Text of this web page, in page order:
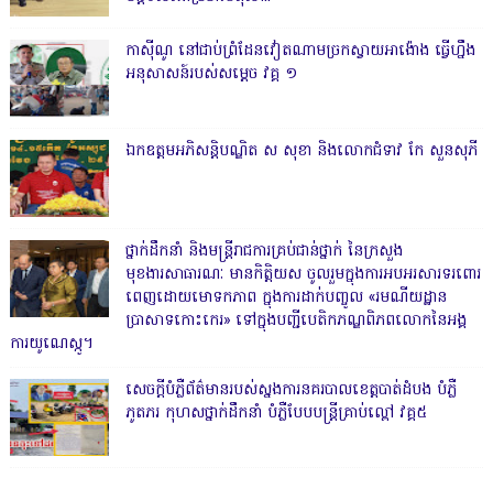
កាសុីណូ នៅជាប់ព្រំដែនវៀតណាមច្រកស្វាយអាង៉ោង ធ្វើហ្នឹង
អនុសាសន៍របស់សម្ដេច វគ្គ ១
ឯកឧត្តមអភិសន្តិបណ្ឌិត ស សុខា និងលោកជំទាវ កែ សួនសុភី
ថ្នាក់ដឹកនាំ និងមន្ត្រីរាជការគ្រប់ជាន់ថ្នាក់ នៃក្រសួង
មុខងារសាធារណៈ មានកិត្តិយស ចូលរួមក្នុងការអបអរសារទរពោរ
ពេញដោយមោទកភាព ក្នុងការដាក់បញ្ចូល «រមណីយដ្ឋាន
ប្រាសាទកោះកេរ» ទៅក្នុងបញ្ជីបេតិកភណ្ឌពិភពលោកនៃអង្គ
ការយូណេស្កូ។
សេចក្តីបំភ្លឺព័ត៌មានរបស់ស្នងការនគរបាលខេត្តបាត់ដំបង បំភ្លឺ
ភូតភរ កុហសថ្នាក់ដឹកនាំ បំភ្លឺបែបបន្ត្រីគ្រាប់ល្ពៅ វគ្គ៥